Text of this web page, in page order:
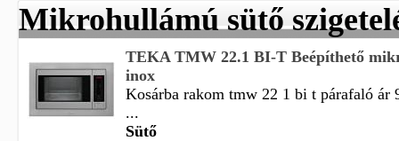
Mikrohullámú sütő
TEKA TMW 22.1 BI-T Beépíthető
inox
Kosárba rakom tmw 22 1 bi t párafaló ár
...
Sütő